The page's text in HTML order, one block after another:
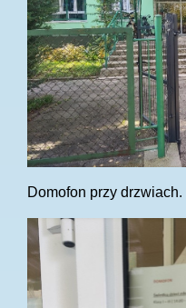
Domofon przy drzwiach.